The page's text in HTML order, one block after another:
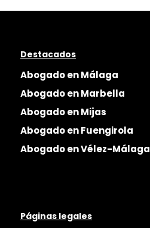
Destacados
Abogado en Málaga
Abogado en Marbella
Abogado en Mijas
Abogado en Fuengirola
Abogado en Vélez-Málaga
Páginas legales